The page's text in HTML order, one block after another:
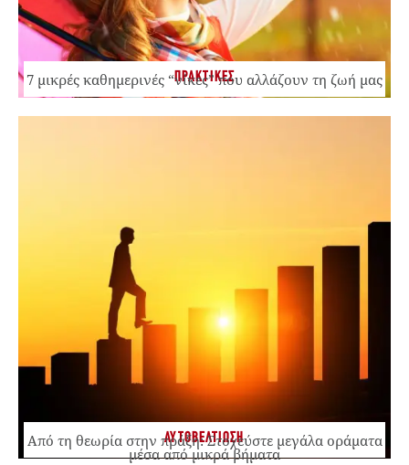
ΠΡΑΚΤΙΚΕΣ
7 μικρές καθημερινές “νίκες” που αλλάζουν τη ζωή μας
ΑΥΤΟΒΕΛΤΙΩΣΗ
Από τη θεωρία στην πράξη: Στοχεύστε μεγάλα οράματα
μέσα από μικρά βήματα